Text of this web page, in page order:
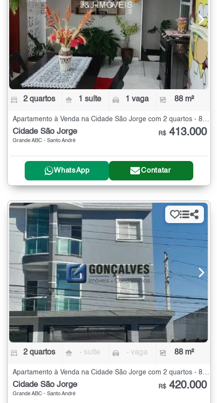
2 quartos 1 suíte 1 vaga 88 m²
Cidade São Jorge
Grande ABC - Santo André
R$ 413.000
WhatsApp Contatar
2 quartos - suíte - vaga 88 m²
Apartamento à Venda na Cidade São Jorge com 2 quartos - 88 m²
Cidade São Jorge
Grande ABC - Santo André
R$ 420.000